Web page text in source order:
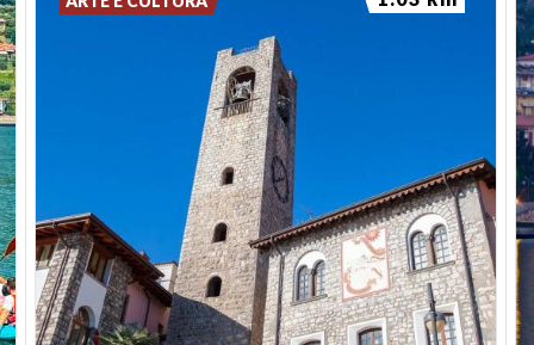
commissionato l’opera. Lo scudo araldico, ancora
medievale, raffigura nel mezzo superiore l’aquila e in
quello inferiore una banda obliqua bianca su sfondo
rosso. Un’insegna simile, ma con più bande e inserita
in uno scudo già rinascimentale a muso di cavallo, è
riprodotta alla sommità dell’affresco
Madonna in
trono col Bambinonella chiesa di San Pietro, eseguito
nel 1497 per volontà della famiglia Foresti.
IlSant’Antonio abatepresenta molte lacune. Il santo,
ritratto frontalmente con gesto benedicente, è